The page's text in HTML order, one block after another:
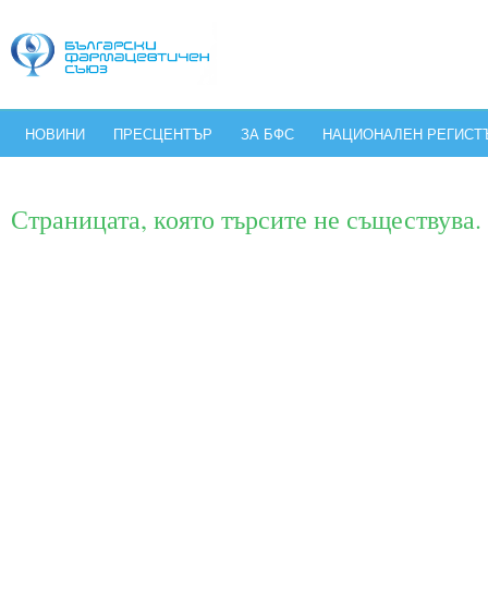
НОВИНИ ПРЕСЦЕНТЪР ЗА БФС НАЦИОНАЛЕН
Страницата, която търсите не съществува.